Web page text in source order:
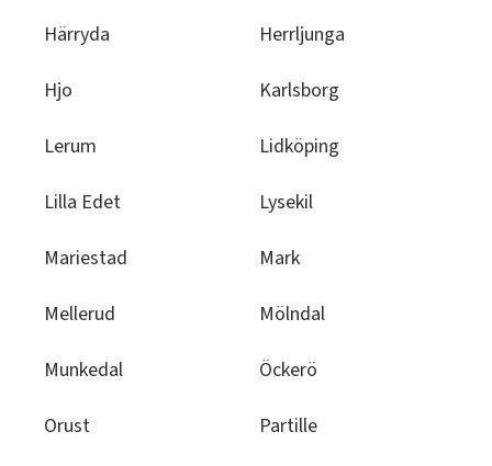
Härryda Herrljunga
Hjo Karlsborg
Lerum Lidköping
Lilla Edet Lysekil
Mariestad Mark
Mellerud Mölndal
Munkedal Öckerö
Orust Partille